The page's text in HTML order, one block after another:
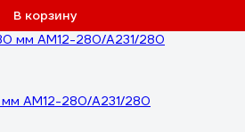
В корзину
AM12-280/A231/280